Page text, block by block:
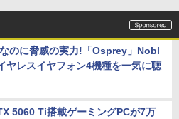
のに脅威の実力!「Osprey」Nobl
ヤレスイヤフォン4機種を一気に聴
5060 Ti搭載ゲーミングPCが7万